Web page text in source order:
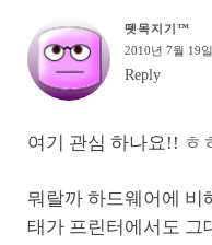
뗏목지기™
2010년 7월 19일
Reply
여기 관심 하나요!! ㅎ
뭐랄까 하드웨어에 비
태가 프린터에서도 그